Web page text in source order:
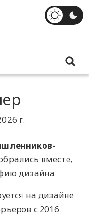
г.
вместе,
дизайна
на дизайне
с 2016